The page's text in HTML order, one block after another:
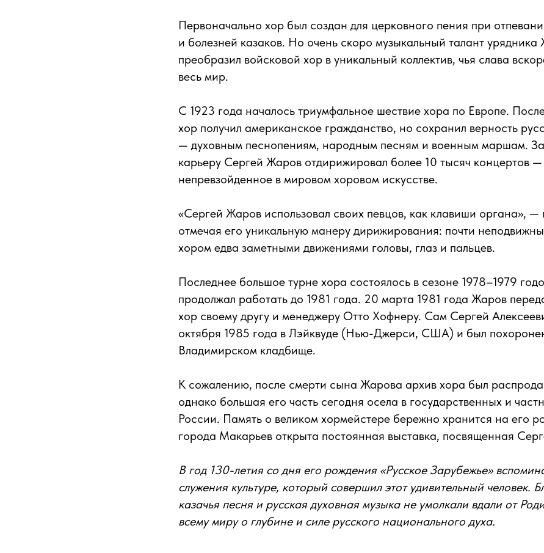
Первоначально хор был создан для церковного пения при
и болезней казаков. Но очень скоро музыкальный талант
преобразил войсковой хор в уникальный коллектив, чья слава
весь мир.
С 1923 года началось триумфальное шествие хора по Европе.
хор получил американское гражданство, но сохранил верность
— духовным песнопениям, народным песням и военным маршам.
карьеру Сергей Жаров отдирижировал более 10 тысяч концертов
непревзойденное в мировом хоровом искусстве.
«Сергей Жаров использовал своих певцов, как клавиши органа», —
отмечая его уникальную манеру дирижирования: почти
хором едва заметными движениями головы, глаз и пальцев.
Последнее большое турне хора состоялось в сезоне 1978–1979
продолжал работать до 1981 года. 20 марта 1981 года Жаров
хор своему другу и менеджеру Отто Хофнеру. Сам Сергей
октября 1985 года в Лэйквуде (Нью-Джерси, США) и был
Владимирском кладбище.
К сожалению, после смерти сына Жарова архив хора был
однако большая его часть сегодня осела в государственных и
России. Память о великом хормейстере бережно хранится на его
города Макарьев открыта постоянная выставка, посвященная
В год 130-летия со дня его рождения «Русское Зарубежье»
служения культуре, который совершил этот удивительный человек.
казачья песня и русская духовная музыка не умолкали вдали от
всему миру о глубине и силе русского национального духа.